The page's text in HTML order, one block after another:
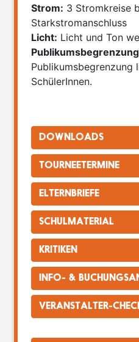
Strom: 3 Stromkreise
Starkstromanschluss
Licht: Licht und Ton
Publikumsbegrenzung
SchülerInnen.
DOWNLOADS
TOURNEETERMINE
ELTERNBRIEFE
SCHULMATERIAL
KRITIKEN
INFO- &
VERANSTALTER-